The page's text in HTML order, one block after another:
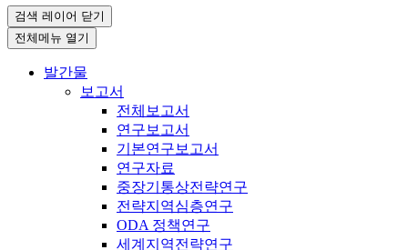
검색 레이어 닫기
전체메뉴 열기
발간물
보고서
전체보고서
연구보고서
기본연구보고서
연구자료
중장기통상전략연구
전략지역심층연구
ODA 정책연구
세계지역전략연구